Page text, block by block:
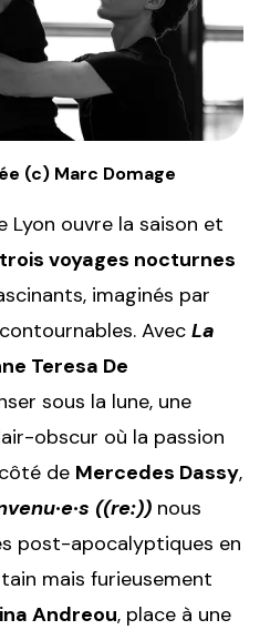
(c) Marc Domage
Lyon ouvre la saison et
trois voyages nocturnes
imaginés par
Avec La
Teresa De
sous la lune, une
obscur où la passion
de Mercedes Dassy,
((re:)) nous
post-apocalyptiques en
mais furieusement
Andreou, place à une